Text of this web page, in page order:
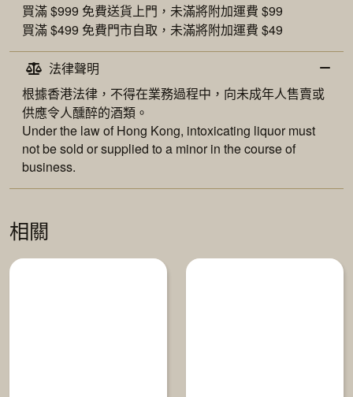
買滿 $999 免費送貨上門 ，未滿將附加運費 $99
買滿 $499 免費門市自取 ，未滿將附加運費 $49
法律聲明
根據香港法律，不得在業務過程中，向未成年人售賣或
供應令人醺醉的酒類。
Under the law of Hong Kong, intoxicating liquor must
not be sold or supplied to a minor in the course of
business.
相關